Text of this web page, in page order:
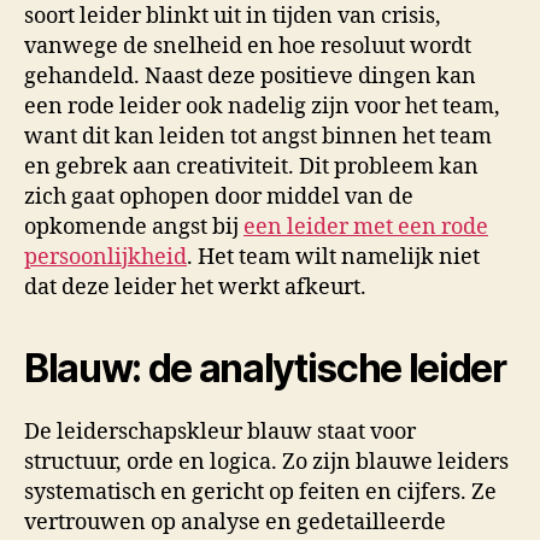
soort leider blinkt uit in tijden van crisis,
vanwege de snelheid en hoe resoluut wordt
gehandeld. Naast deze positieve dingen kan
een rode leider ook nadelig zijn voor het team,
want dit kan leiden tot angst binnen het team
en gebrek aan creativiteit. Dit probleem kan
zich gaat ophopen door middel van de
opkomende angst bij een leider met een rode
persoonlijkheid. Het team wilt namelijk niet
dat deze leider het werkt afkeurt.
Blauw: de analytische leider
De leiderschapskleur blauw staat voor
structuur, orde en logica. Zo zijn blauwe leiders
systematisch en gericht op feiten en cijfers. Ze
vertrouwen op analyse en gedetailleerde